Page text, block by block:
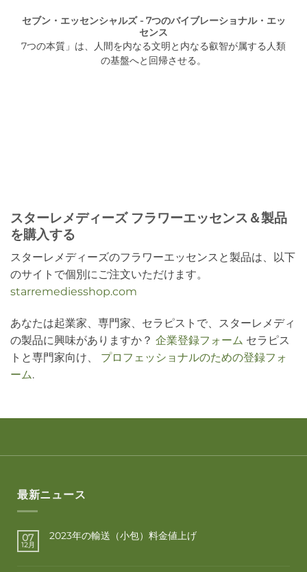
セブン・エッセンシャルズ - 7つのバイブレーショナル・エッ
センス
7つの本質」は、人間を内なる文明と内なる叡智が属する人類
の基盤へと回帰させる。
スターレメディーズ フラワーエッセンス＆製品
を購入する
スターレメディーズのフラワーエッセンスと製品は、以下
のサイトで個別にご注文いただけます。
starremediesshop.com
あなたは起業家、専門家、セラピストで、スターレメディ
の製品に興味がありますか？ 企業登録フォーム セラピス
トと専門家向け、 プロフェッショナルのための登録フォ
ーム.
最新ニュース
07
12月
2023年の輸送（小包）料金値上げ